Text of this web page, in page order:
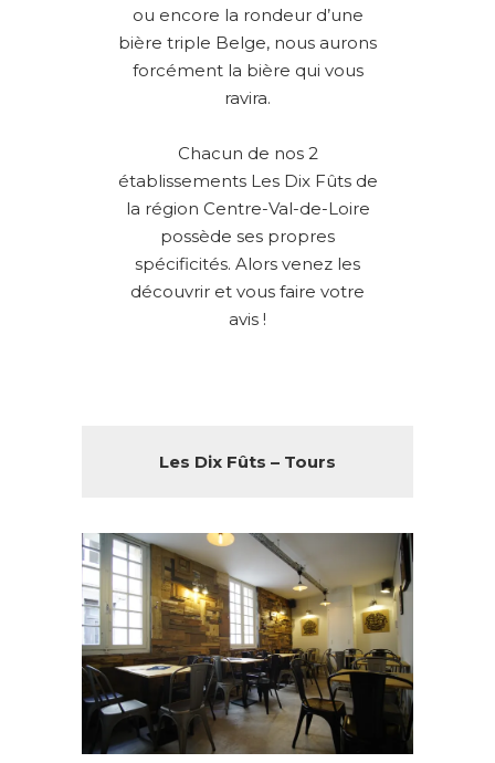
ou encore la rondeur d’une
bière triple Belge, nous aurons
forcément la bière qui vous
ravira.
Chacun de nos 2
établissements Les Dix Fûts de
la région Centre-Val-de-Loire
possède ses propres
spécificités. Alors venez les
découvrir et vous faire votre
avis !
Les Dix Fûts – Tours